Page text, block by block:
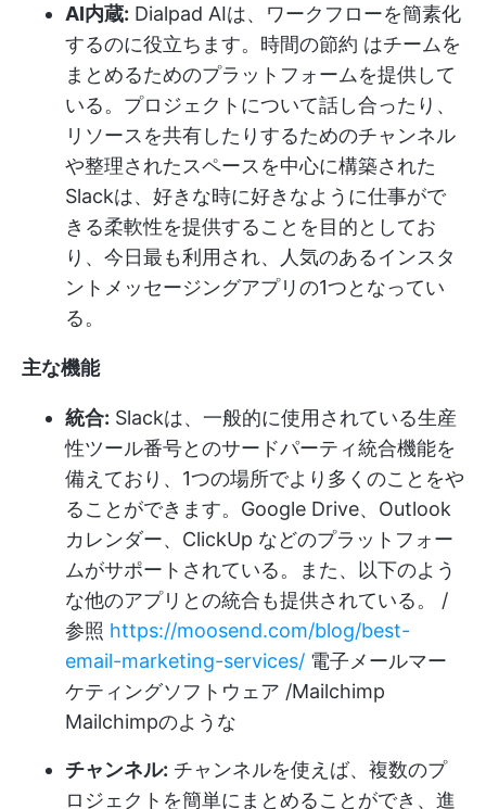
AI内蔵: Dialpad AIは、ワークフローを簡素化
するのに役立ちます。 時間の節約 はチームを
まとめるためのプラットフォームを提供して
いる。プロジェクトについて話し合ったり、
リソースを共有したりするためのチャンネル
や整理されたスペースを中心に構築された
Slackは、好きな時に好きなように仕事がで
きる柔軟性を提供することを目的としてお
り、今日最も利用され、人気のあるインスタ
ントメッセージングアプリの1つとなってい
る。
主な機能
統合: Slackは、一般的に使用されている生産
性ツール番号とのサードパーティ統合機能を
備えており、1つの場所でより多くのことをや
ることができます。Google Drive、Outlook
カレンダー、ClickUp などのプラットフォー
ムがサポートされている。また、以下のよう
な他のアプリとの統合も提供されている。 /
参照 https://moosend.com/blog/best-
email-marketing-services/ 電子メールマー
ケティングソフトウェア /Mailchimp
Mailchimpのような
チャンネル: チャンネルを使えば、複数のプ
ロジェクトを簡単にまとめることができ、進